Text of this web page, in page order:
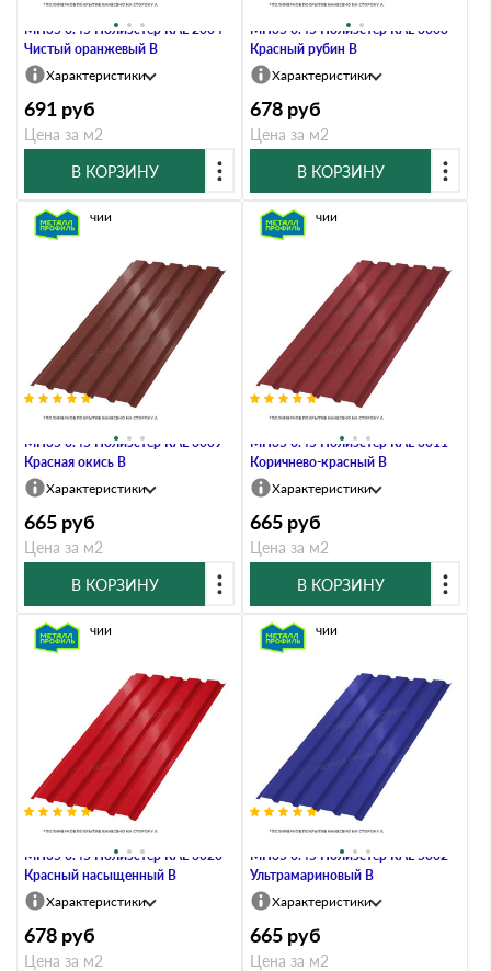
Профлист Металл Профиль
МП35 0.45 Полиэстер RAL 2004
Чистый оранжевый B
Характеристики
691 руб
Цена за м2
В КОРЗИНУ
Профлист Металл Профиль
МП35 0.45 Полиэстер RAL 3003
Красный рубин B
Характеристики
678 руб
Цена за м2
В КОРЗИНУ
Профлист Металл Профиль
МП35 0.45 Полиэстер RAL 3009
Красная окись B
В наличии
Характеристики
665 руб
Цена за м2
В КОРЗИНУ
Профлист Металл Профиль
МП35 0.45 Полиэстер RAL 3011
Коричнево-красный B
В наличии
Характеристики
665 руб
Цена за м2
В КОРЗИНУ
Профлист Металл Профиль
МП35 0.45 Полиэстер RAL 3020
Красный насыщенный B
В наличии
Характеристики
678 руб
Цена за м2
Профлист Металл Профиль
МП35 0.45 Полиэстер RAL 5002
Ультрамариновый B
В наличии
Характеристики
665 руб
Цена за м2